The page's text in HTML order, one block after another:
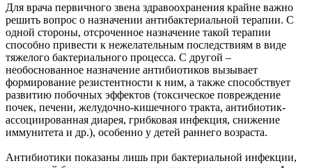
Для врача первичного звена здравоохранения крайне важно
решить вопрос о назначении антибактериальной терапии. С
одной стороны, отсроченное назначение такой терапии
способно привести к нежелательным последствиям в виде
тяжелого бактериального процесса. С другой –
необоснованное назначение антибиотиков вызывает
формирование резистентности к ним, а также способствует
развитию побочных эффектов (токсическое повреждение
почек, печени, желудочно-кишечного тракта, антибиотик-
ассоциированная диарея, грибковая инфекция, снижение
иммунитета и др.), особенно у детей раннего возраста.
Антибиотики показаны лишь при бактериальной инфекции,